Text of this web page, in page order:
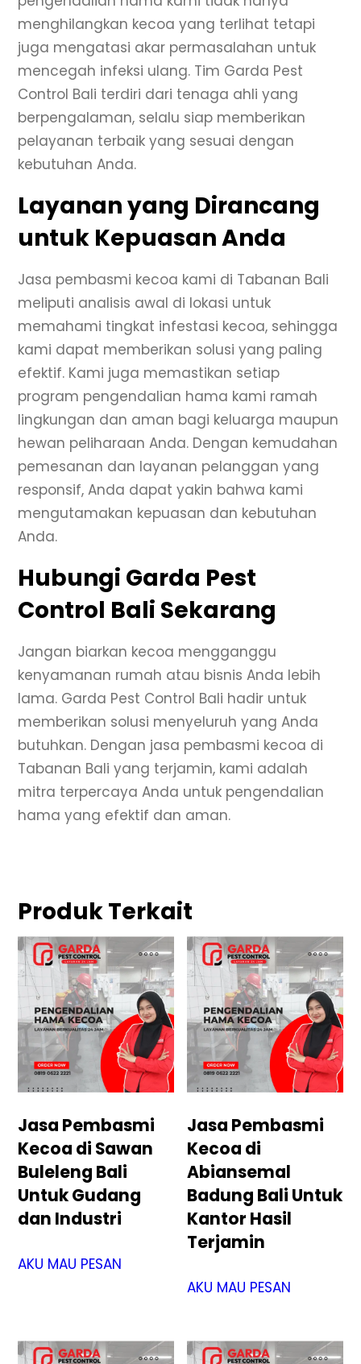
menghilangkan kecoa yang terlihat tetapi
juga mengatasi akar permasalahan untuk
mencegah infeksi ulang. Tim Garda Pest
Control Bali terdiri dari tenaga ahli yang
berpengalaman, selalu siap memberikan
pelayanan terbaik yang sesuai dengan
kebutuhan Anda.
Layanan yang Dirancang
untuk Kepuasan Anda
Jasa pembasmi kecoa kami di Tabanan Bali
meliputi analisis awal di lokasi untuk
memahami tingkat infestasi kecoa, sehingga
kami dapat memberikan solusi yang paling
efektif. Kami juga memastikan setiap
program pengendalian hama kami ramah
lingkungan dan aman bagi keluarga maupun
hewan peliharaan Anda. Dengan kemudahan
pemesanan dan layanan pelanggan yang
responsif, Anda dapat yakin bahwa kami
mengutamakan kepuasan dan kebutuhan
Anda.
Hubungi Garda Pest
Control Bali Sekarang
Jangan biarkan kecoa mengganggu
kenyamanan rumah atau bisnis Anda lebih
lama. Garda Pest Control Bali hadir untuk
memberikan solusi menyeluruh yang Anda
butuhkan. Dengan jasa pembasmi kecoa di
Tabanan Bali yang terjamin, kami adalah
mitra terpercaya Anda untuk pengendalian
hama yang efektif dan aman.
Produk Terkait
Jasa Pembasmi
Kecoa di Sawan
Buleleng Bali
Untuk Gudang
dan Industri
AKU MAU PESAN
Jasa Pembasmi
Kecoa di
Abiansemal
Badung Bali Untuk
Kantor Hasil
Terjamin
AKU MAU PESAN